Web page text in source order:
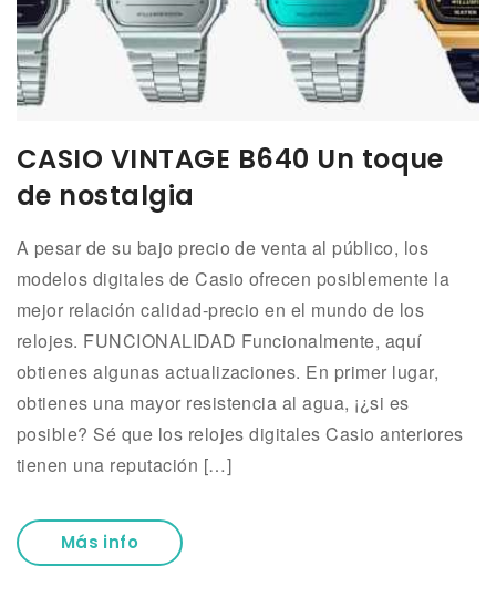
CASIO VINTAGE B640 Un toque
de nostalgia
A pesar de su bajo precio de venta al público, los
modelos digitales de Casio ofrecen posiblemente la
mejor relación calidad-precio en el mundo de los
relojes. FUNCIONALIDAD Funcionalmente, aquí
obtienes algunas actualizaciones. En primer lugar,
obtienes una mayor resistencia al agua, ¡¿si es
posible? Sé que los relojes digitales Casio anteriores
tienen una reputación […]
Más info